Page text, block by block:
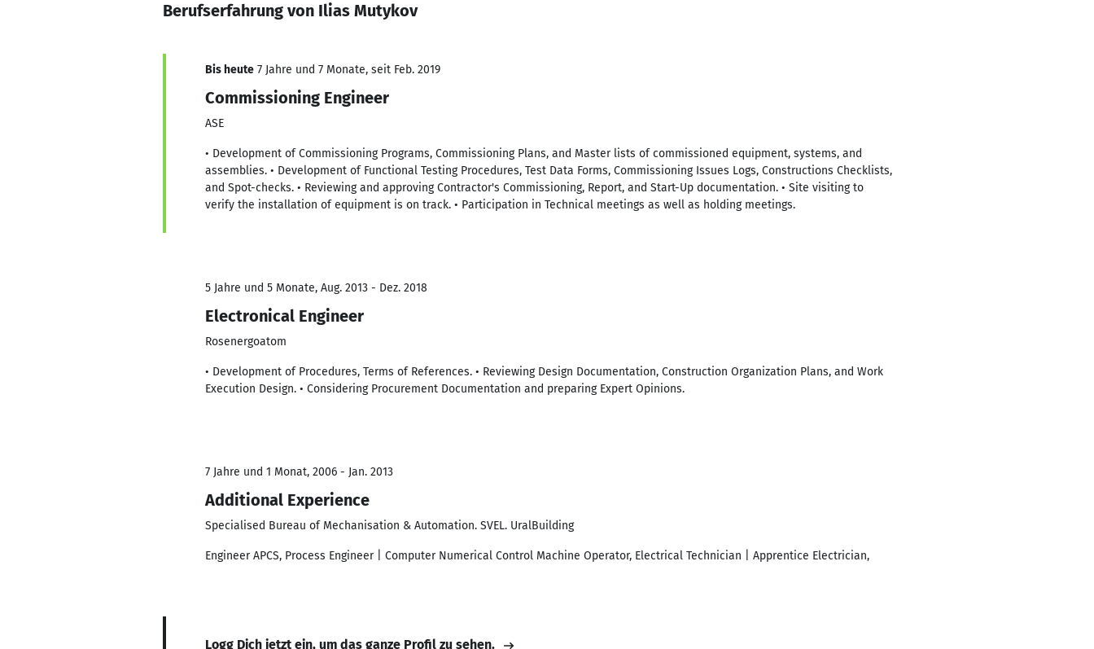
Berufserfahrung von Ilias Mutykov
Bis heute 7 Jahre und 7 Monate, seit Feb. 2019
Commissioning Engineer
ASE
• Development of Commissioning Programs, Commissioning Plans, and Master lists of commissioned equipment, systems, and
assemblies. • Development of Functional Testing Procedures, Test Data Forms, Commissioning Issues Logs, Constructions Checklists,
and Spot-checks. • Reviewing and approving Contractor's Commissioning, Report, and Start-Up documentation. • Site visiting to
verify the installation of equipment is on track. • Participation in Technical meetings as well as holding meetings.
5 Jahre und 5 Monate, Aug. 2013 - Dez. 2018
Electronical Engineer
Rosenergoatom
• Development of Procedures, Terms of References. • Reviewing Design Documentation, Construction Organization Plans, and Work
Execution Design. • Considering Procurement Documentation and preparing Expert Opinions.
7 Jahre und 1 Monat, 2006 - Jan. 2013
Additional Experience
Specialised Bureau of Mechanisation & Automation. SVEL. UralBuilding
Engineer APCS, Process Engineer | Computer Numerical Control Machine Operator, Electrical Technician | Apprentice Electrician,
Logg Dich jetzt ein, um das ganze Profil zu sehen.